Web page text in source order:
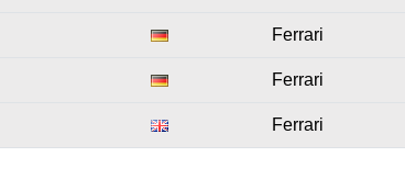
Ferrari
Ferrari
Ferrari